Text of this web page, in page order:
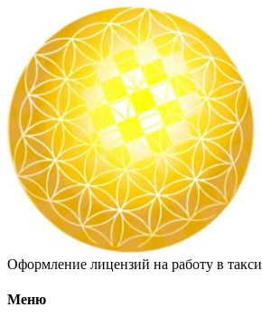
Оформление лицензий на работу в такси
Меню